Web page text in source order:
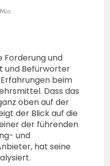
Forderung und
und Befürworter
beim
Dass das
oben auf der
der Blick auf die
der führenden
und
hat seine